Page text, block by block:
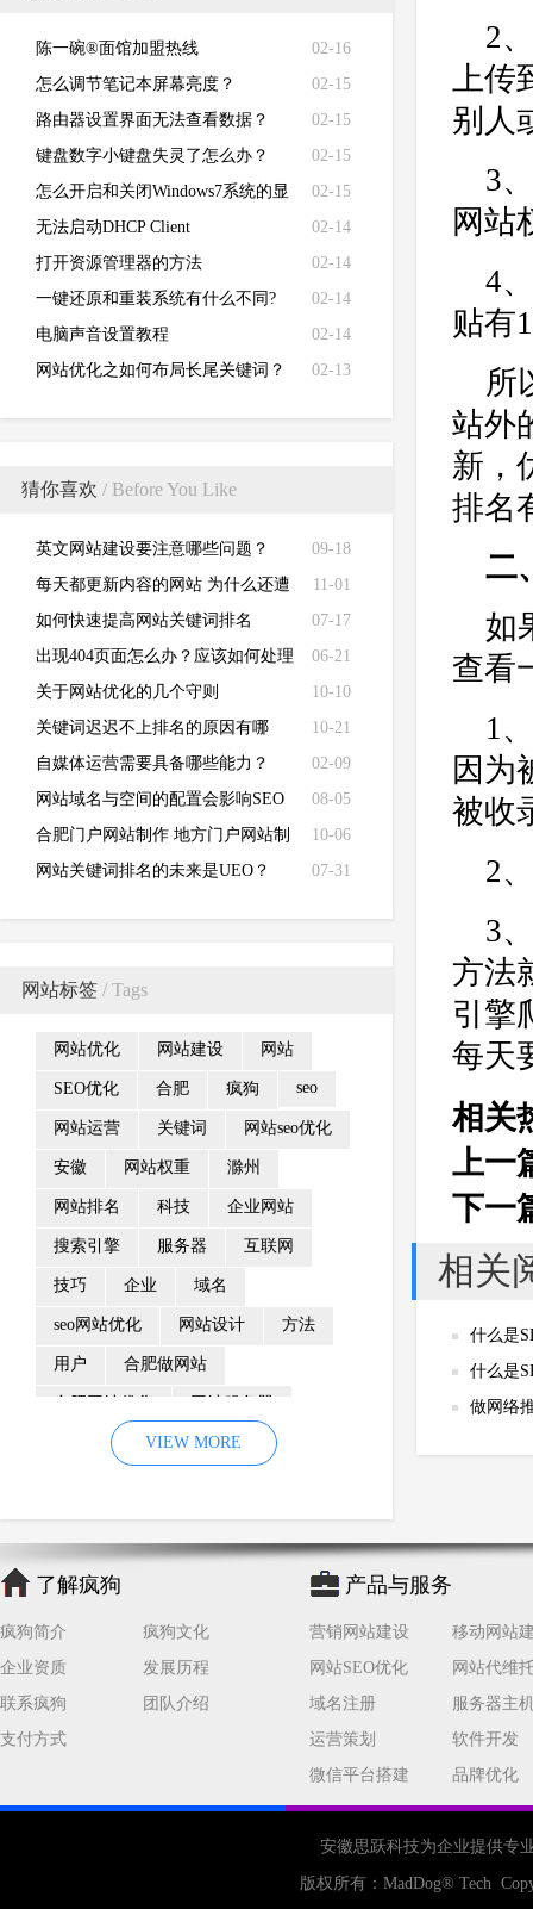
02-16
陈一碗®面馆加盟热线
02-15
怎么调节笔记本屏幕亮度？
02-15
路由器设置界面无法查看数据？
02-15
键盘数字小键盘失灵了怎么办？
02-15
怎么开启和关闭Windows7系统的显
卡硬件加速功能
02-14
无法启动DHCP Client
02-14
打开资源管理器的方法
02-14
一键还原和重装系统有什么不同?
02-14
电脑声音设置教程
02-13
网站优化之如何布局长尾关键词？
猜你喜欢 / Before You Like
09-18
英文网站建设要注意哪些问题？
11-01
每天都更新内容的网站 为什么还遭
到降权了呢
07-17
如何快速提高网站关键词排名
06-21
出现404页面怎么办？应该如何处理
404页面？
10-10
关于网站优化的几个守则
10-21
关键词迟迟不上排名的原因有哪
些？
02-09
自媒体运营需要具备哪些能力？
08-05
网站域名与空间的配置会影响SEO
优化效果
10-06
合肥门户网站制作 地方门户网站制
作 企业门户网站制作及策划等
07-31
网站关键词排名的未来是UEO？
网站标签 / Tags
网站优化 网站建设 网站
SEO优化 合肥 疯狗 seo
网站运营 关键词 网站seo优化
安徽 网站权重 滁州
网站排名 科技 企业网站
搜索引擎 服务器 互联网
技巧 企业 域名
seo网站优化 网站设计 方法
用户 合肥做网站
优化 网站降权
企业网站建设 效果 页面
网络营销 因素 网络公司
网站流量
百度优化 网站收录
网站seo 专业
VIEW MORE
2
上传
别人
3
网站
4
贴有
所
站外
新，
排名
二
如
查看
1
因为
被收
2
3
方法
引擎
每天
相关
上一
下一
相关
什么是
什么是
做网络
了解疯狗
疯狗简介
疯狗文化
企业资质
发展历程
联系疯狗
团队介绍
支付方式
产品与服务
营销网站建设
移动网站
网站SEO优化
网站代维
域名注册
服务器主
运营策划
软件开发
微信平台搭建
品牌优化
安徽思跃科技为企业提供专
版权所有： MadDog® Tech